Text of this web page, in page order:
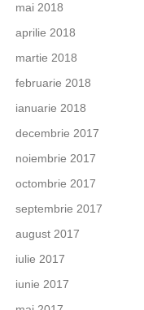
mai 2018
aprilie 2018
martie 2018
februarie 2018
ianuarie 2018
decembrie 2017
noiembrie 2017
octombrie 2017
septembrie 2017
august 2017
iulie 2017
iunie 2017